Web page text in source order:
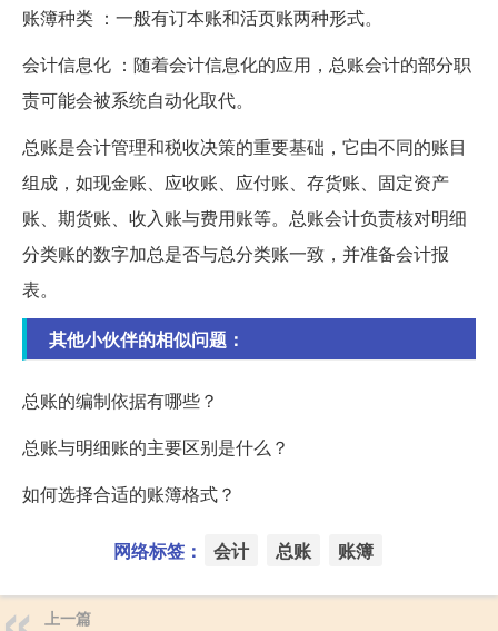
账簿种类 ：一般有订本账和活页账两种形式。
会计信息化 ：随着会计信息化的应用，总账会计的部分职
责可能会被系统自动化取代。
总账是会计管理和税收决策的重要基础，它由不同的账目
组成，如现金账、应收账、应付账、存货账、固定资产
账、期货账、收入账与费用账等。总账会计负责核对明细
分类账的数字加总是否与总分类账一致，并准备会计报
表。
其他小伙伴的相似问题：
总账的编制依据有哪些？
总账与明细账的主要区别是什么？
如何选择合适的账簿格式？
网络标签： 会计 总账 账簿
上一篇